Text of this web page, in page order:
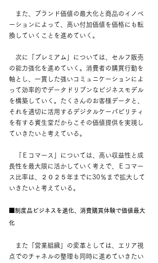
また、ブランド価値の最大化と商品のイノベ
ーションによって、高い付加価値を価格にも転
換していくことを進めていく。
次に「プレミアム」については、セルフ販売
の能力強化を進めていく。消費者の購買行動を
軸とし、一貫した強いコミュニケーションによ
って効率的でデータドリブンなビジネスモデル
を構築していく。たくさんのお客様データと、
それを適切に活用するデジタルケーパビリティ
を有する資生堂だからこその価値提供を実現し
ていきたいと考えている。
「Ｅコマース」については、高い収益性と成
長性を最大限に活かしていく考えで、Ｅコマー
ス比率は、２０２５年までに30％まで拡大して
いきたいと考えている。
■制度品ビジネスを進化、消費購買体験で価値最大
化
また「営業組織」の変革としては、エリア視
点でのチャネルの整理も同時に進めていきたい